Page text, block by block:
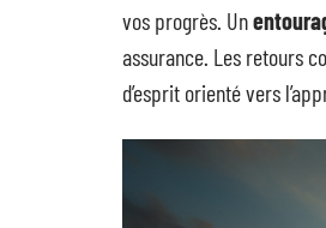
vos progrès. Un
assurance. Les retours
d’esprit orienté vers